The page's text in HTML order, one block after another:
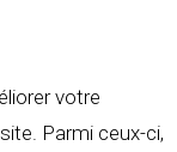
votre
Parmi ceux-ci,